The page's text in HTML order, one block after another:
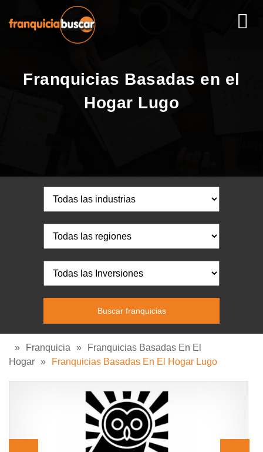
Franquicias Basadas en el
Hogar Lugo
» Franquicia »
Franquicias Basadas En El
Hogar » Franquicias Basadas En El Hogar Lugo